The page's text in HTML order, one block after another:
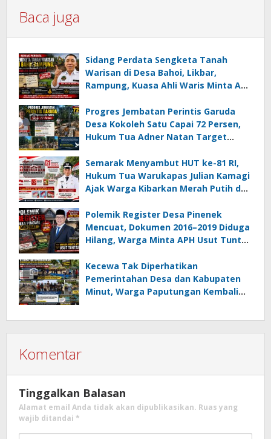
Baca juga
Sidang Perdata Sengketa Tanah
Warisan di Desa Bahoi, Likbar,
Rampung, Kuasa Ahli Waris Minta APH
Korupsi Dandes
Progres Jembatan Perintis Garuda
Desa Kokoleh Satu Capai 72 Persen,
Hukum Tua Adner Natan Target
Semarak Menyambut HUT ke-81 RI,
Hukum Tua Warukapas Julian Kamagi
Ajak Warga Kibarkan Merah Putih dan
Polemik Register Desa Pinenek
Mencuat, Dokumen 2016–2019 Diduga
Hilang, Warga Minta APH Usut Tuntas
Kumtua HK
Kecewa Tak Diperhatikan
Pemerintahan Desa dan Kabupaten
Minut, Warga Paputungan Kembali
Komentar
Tinggalkan Balasan
Alamat email Anda tidak akan dipublikasikan. Ruas yang
wajib ditandai *